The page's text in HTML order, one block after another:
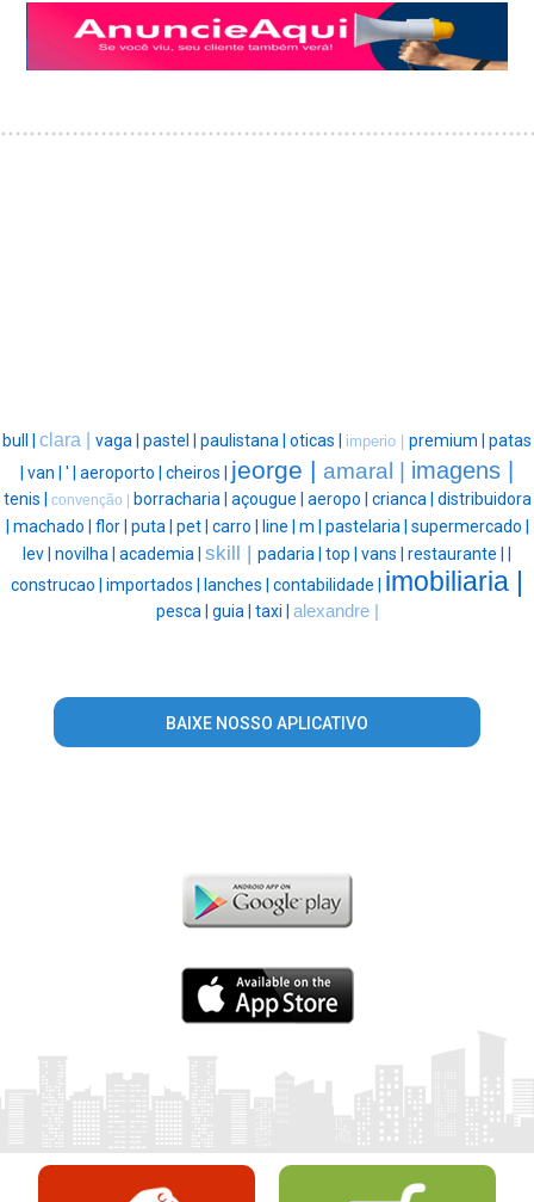
bull | clara | vaga | pastel | paulistana | oticas | imperio | premium | patas
| van | ' | aeroporto | cheiros | jeorge | amaral | imagens |
tenis | convenção | borracharia | açougue | aeropo | crianca | distribuidora
| machado | flor | puta | pet | carro | line | m | pastelaria | supermercado |
lev | novilha | academia | skill | padaria | top | vans | restaurante | |
construcao | importados | lanches | contabilidade | imobiliaria |
pesca | guia | taxi | alexandre |
BAIXE NOSSO APLICATIVO